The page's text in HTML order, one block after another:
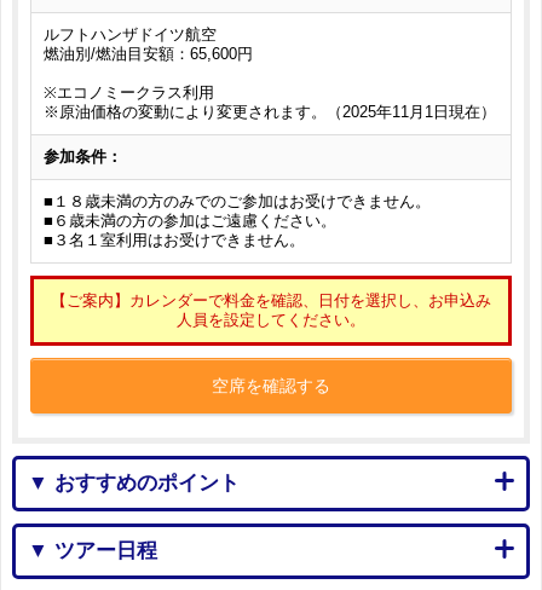
ルフトハンザドイツ航空
燃油別/燃油目安額：65,600円
※エコノミークラス利用
※原油価格の変動により変更されます。（2025年11月1日現在）
参加条件：
■１８歳未満の方のみでのご参加はお受けできません。
■６歳未満の方の参加はご遠慮ください。
■３名１室利用はお受けできません。
【ご案内】カレンダーで料金を確認、日付を選択し、お申込み
人員を設定してください。
空席を確認する
▼ おすすめのポイント
▼ ツアー日程